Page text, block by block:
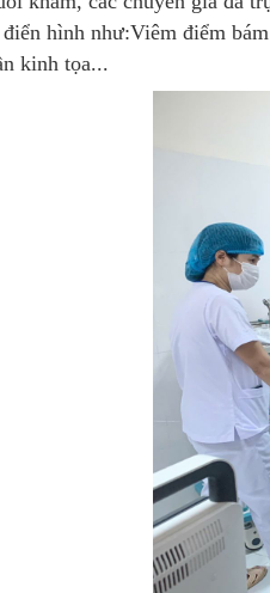
hình như:Viêm điểm
kinh tọa...